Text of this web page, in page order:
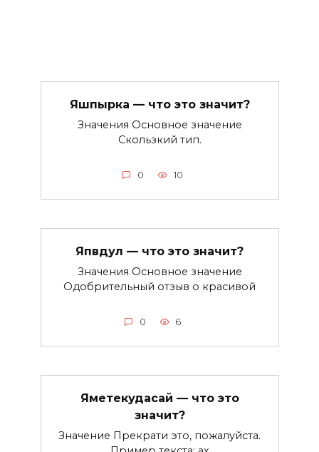
Яшпырка — что это значит?
Значения Основное значение
Скользкий тип.
0 10
Япвдул — что это значит?
Значения Основное значение
Одобрительный отзыв о красивой
0 6
Яметекудасай — что это
значит?
Значение Прекрати это, пожалуйста.